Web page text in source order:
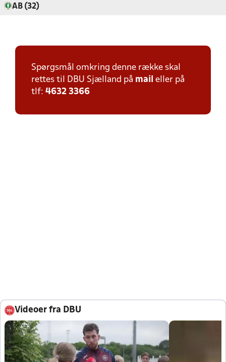
AB (32)
Spørgsmål omkring denne række skal
rettes til DBU Sjælland på mail eller på
tlf: 4632 3366
Videoer fra DBU